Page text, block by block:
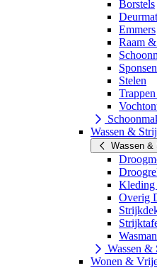
Borstels
Emmers
Raam
Stelen
Wassen &
Wassen &
Kleding
Overig
Wassen &
Wonen &